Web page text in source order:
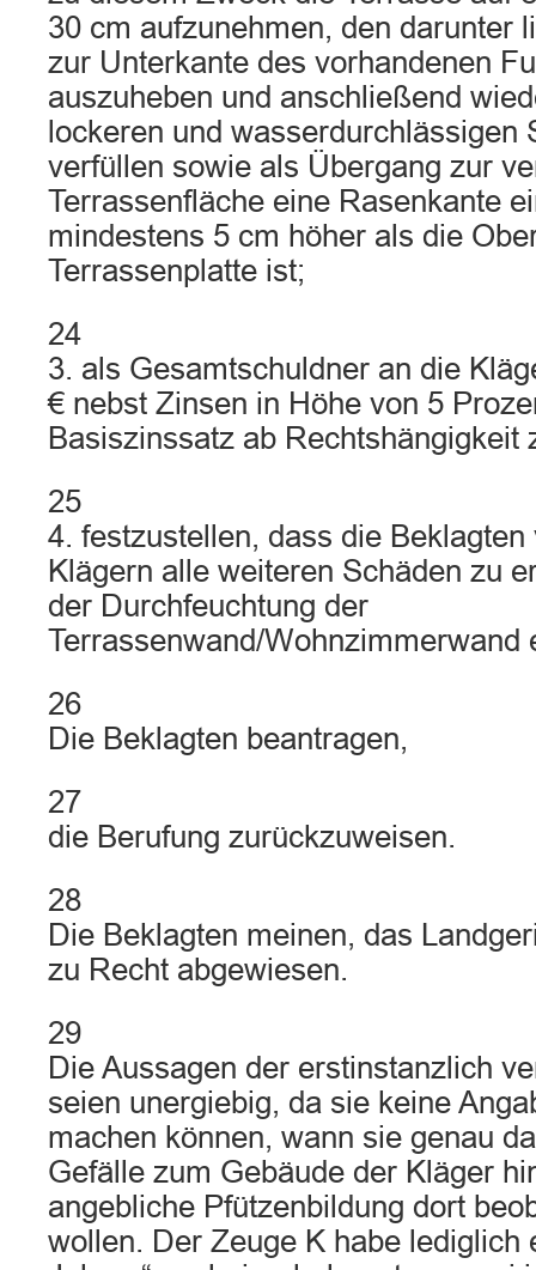
30 cm aufzunehmen, den darunter
zur Unterkante des vorhandenen
auszuheben und anschließend
lockeren und wasserdurchlässigen
verfüllen sowie als Übergang zur
Terrassenfläche eine Rasenkante
mindestens 5 cm höher als die
Terrassenplatte ist;
24
3. als Gesamtschuldner an die
€ nebst Zinsen in Höhe von 5
Basiszinssatz ab Rechtshängigkeit
25
4. festzustellen, dass die
Klägern alle weiteren Schäden zu
der Durchfeuchtung der
Terrassenwand/Wohnzimmerwand
26
Die Beklagten beantragen,
27
die Berufung zurückzuweisen.
28
Die Beklagten meinen, das
zu Recht abgewiesen.
29
Die Aussagen der erstinstanzlich
seien unergiebig, da sie keine
machen können, wann sie genau
Gefälle zum Gebäude der Kläger
angebliche Pfützenbildung dort
wollen. Der Zeuge K habe lediglich